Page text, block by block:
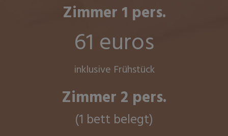
Zimmer 1 pers.
61 euros
inklusive Frühstück
Zimmer 2 pers.
(1 bett belegt)